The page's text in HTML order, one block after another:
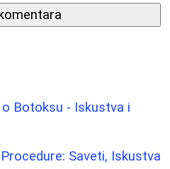
Botoksu - Iskustva i
Saveti, Iskustva